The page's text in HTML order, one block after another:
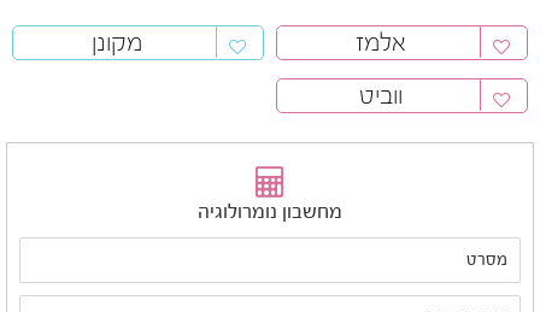
אלמז
מקונן
ווביט
מחשבון נומרולוגיה